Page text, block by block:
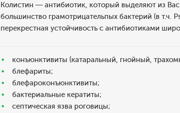
Колистин — антибиотик, который выделяют из
большинство грамотрицательпых бактерий (в т.ч.
перекрестная устойчивость с антибиотиками
конъюнктивиты (катаральный, гнойный,
блефариты;
блефароконъюнктивиты;
бактериальные кератиты;
септическая язва роговицы;